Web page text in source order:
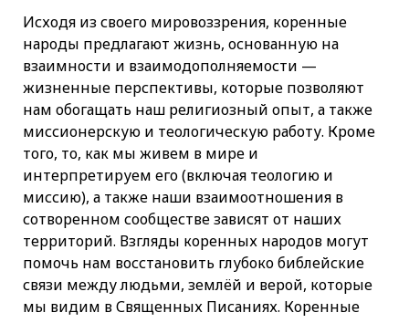
Исходя из своего мировоззрения, коренные
народы предлагают жизнь, основанную на
взаимности и взаимодополняемости —
жизненные перспективы, которые позволяют
нам обогащать наш религиозный опыт, а также
миссионерскую и теологическую работу. Кроме
того, то, как мы живем в мире и
интерпретируем его (включая теологию и
миссию), а также наши взаимоотношения в
сотворенном сообществе зависят от наших
территорий. Взгляды коренных народов могут
помочь нам восстановить глубоко библейские
связи между людьми, землёй и верой, которые
мы видим в Священных Писаниях. Коренные